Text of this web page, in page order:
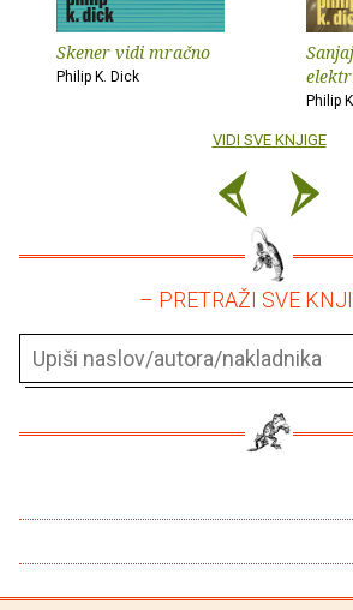
Skener vidi mračno
Philip K. Dick
Philip
VIDI SVE KNJIGE
– PRETRAŽI SVE